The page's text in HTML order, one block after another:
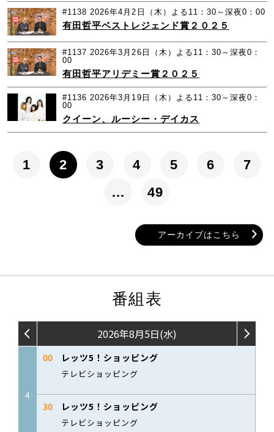
#1138 2026年4月2日（木）よる11：30～深夜0：00
有田哲平ベストレジェンド賞２０２５
#1137 2026年3月26日（木）よる11：30～深夜0：
00
有田哲平アリデミー賞２０２５
#1136 2026年3月19日（木）よる11：30～深夜0：
00
クイーン、ルーシー・デイカス
1 2 3 4 5 6
7
…
49
アーカイブはこちら
番組表